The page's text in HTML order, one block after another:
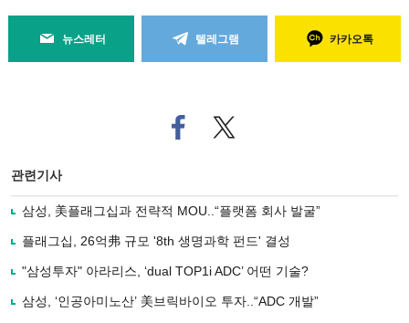
뉴스레터 텔레그램 카카오톡
페
이
로
사
유
기
트위
터로
관련기사
삼성, 美플래그십과 전략적 MOU..“플랫폼 회사 발굴”
플래그십, 26억弗 규모 '8th 생명과학 펀드' 결성
"삼성투자" 아라리스, ‘dual TOP1i ADC’ 어떤 기술?
삼성, ‘인공아미노산’ 美브릭바이오 투자..“ADC 개발”